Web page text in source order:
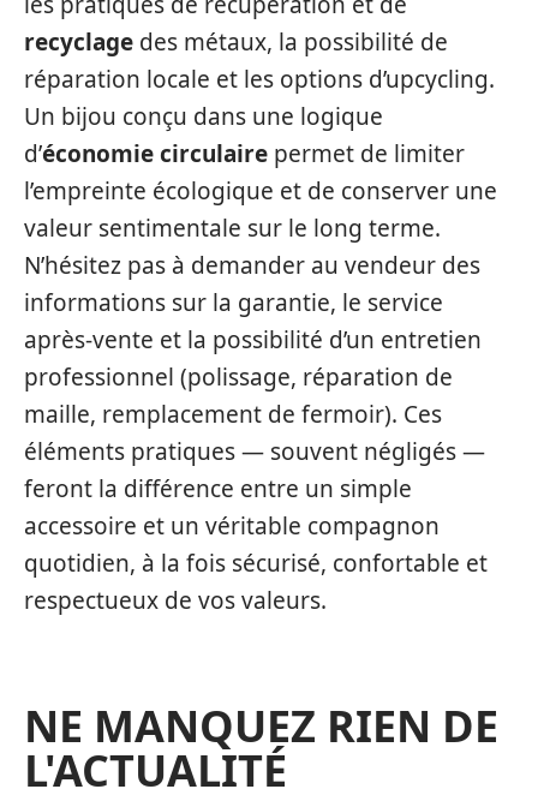
recyclage des métaux, la possibilité de
réparation locale et les options d’upcycling.
Un bijou conçu dans une logique
d’économie circulaire permet de limiter
l’empreinte écologique et de conserver une
valeur sentimentale sur le long terme.
N’hésitez pas à demander au vendeur des
informations sur la garantie, le service
après-vente et la possibilité d’un entretien
professionnel (polissage, réparation de
maille, remplacement de fermoir). Ces
éléments pratiques — souvent négligés —
feront la différence entre un simple
accessoire et un véritable compagnon
quotidien, à la fois sécurisé, confortable et
respectueux de vos valeurs.
NE MANQUEZ RIEN DE
L'ACTUALITÉ